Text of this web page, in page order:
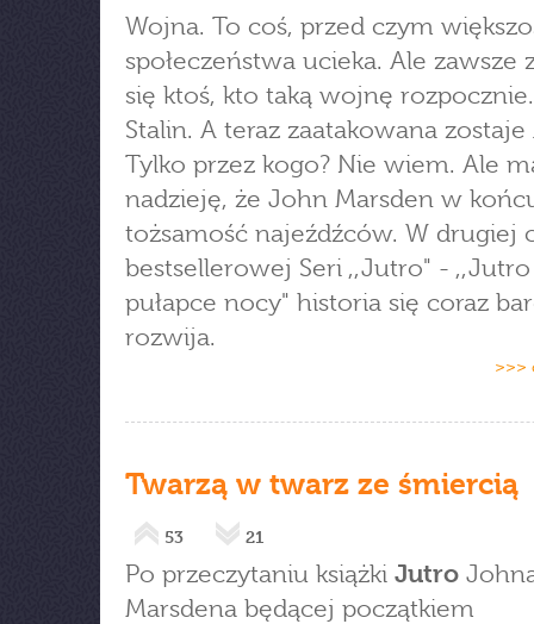
Wojna. To coś, przed czym
społeczeństwa ucieka. Ale zawsze
się ktoś, kto taką wojnę
Stalin. A teraz zaatakowana zostaje
Tylko przez kogo? Nie wiem. Ale
nadzieję, że John Marsden w
tożsamość najeźdźców. W drugiej
bestsellerowej Seri ,,Jutro" -
pułapce nocy" historia się coraz
rozwija.
>>>
Twarzą w twarz ze śmiercią
53 21
Po przeczytaniu książki Jutro
Marsdena będącej początkiem